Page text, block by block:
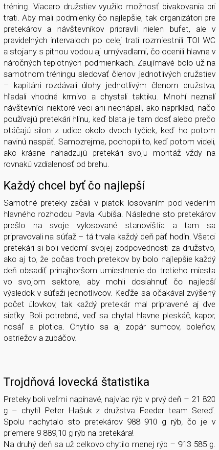
tréning. Viacero družstiev využilo možnosť bivakovania pri
trati. Aby mali podmienky čo najlepšie, tak organizátori pre
pretekárov a návštevníkov pripravili nielen bufet, ale v
pravidelných intervaloch po celej trati rozmiestnili TOI WC
a stojany s pitnou vodou aj umývadlami, čo ocenili hlavne v
náročných teplotných podmienkach. Zaujímavé bolo už na
samotnom tréningu sledovať členov jednotlivých družstiev
– kapitáni rozdávali úlohy jednotlivým členom družstva,
hľadali vhodné krmivo a chystali taktiku. Mnohí neznalí
návštevníci niektoré veci ani nechápali, ako napríklad, načo
používajú pretekári hlinu, keď blata je tam dosť alebo prečo
otáčajú silon z udice okolo dvoch tyčiek, keď ho potom
navinú naspäť. Samozrejme, pochopili to, keď potom videli,
ako krásne nahadzujú pretekári svoju montáž vždy na
rovnakú vzdialenosť od brehu.
Každý chcel byť čo najlepší
Samotné preteky začali v piatok losovaním pod vedením
hlavného rozhodcu Pavla Kubiša. Následne sto pretekárov
prešlo na svoje vylosované stanovištia a tam sa
pripravovali na súťaž – tá trvala každý deň päť hodín. Všetci
pretekári si boli vedomí svojej zodpovednosti za družstvo,
ako aj to, že počas troch pretekov by bolo najlepšie každý
deň obsadiť prinajhoršom umiestnenie do tretieho miesta
vo svojom sektore, aby mohli dosiahnuť čo najlepší
výsledok v súťaži jednotlivcov. Keďže sa očakával zvýšený
počet úlovkov, tak každý pretekár mal pripravené aj dve
sieťky. Boli potrebné, veď sa chytal hlavne pleskáč, kapor,
nosáľ a plotica. Chytilo sa aj zopár sumcov, boleňov,
ostriežov a zubáčov.
Trojdňová lovecká štatistika
Preteky boli veľmi napínavé, najviac rýb v prvý deň – 21 820
g – chytil Peter Hašuk z družstva Feeder team Sereď.
Spolu nachytalo sto pretekárov 988 910 g rýb, čo je v
priemere 9 889,10 g rýb na pretekára!
Na druhý deň sa už celkovo chytilo menej rýb – 913 585 g.